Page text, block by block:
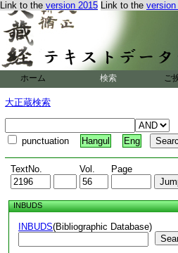
Link to the version 2015 Link to the version
ホーム 検索 ご
大正蔵検索
punctuation Hangul Eng
TextNo. Vol. Page
INBUDS
INBUDS(Bibliographic Database)